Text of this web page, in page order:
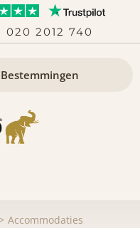
020 2012 740
Bestemmingen
Accommodaties